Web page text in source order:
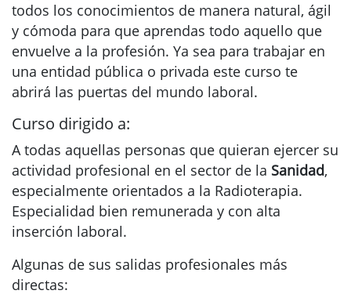
todos los conocimientos de manera natural, ágil
y cómoda para que aprendas todo aquello que
envuelve a la profesión. Ya sea para trabajar en
una entidad pública o privada este curso te
abrirá las puertas del mundo laboral.
Curso dirigido a:
A todas aquellas personas que quieran ejercer su
actividad profesional en el sector de la Sanidad,
especialmente orientados a la Radioterapia.
Especialidad bien remunerada y con alta
inserción laboral.
Algunas de sus salidas profesionales más
directas: